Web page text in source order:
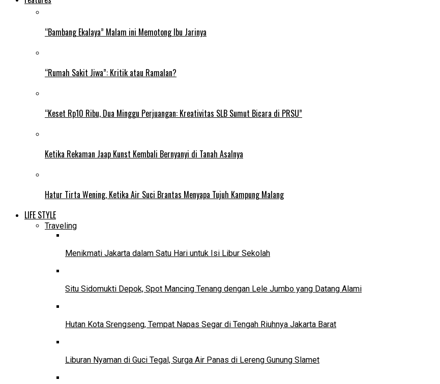
“Bambang Ekalaya” Malam ini Memotong Ibu Jarinya
“Rumah Sakit Jiwa”: Kritik atau Ramalan?
“Keset Rp10 Ribu, Dua Minggu Perjuangan: Kreativitas SLB Sumut Bicara di PRSU”
Ketika Rekaman Jaap Kunst Kembali Bernyanyi di Tanah Asalnya
Hatur Tirta Wening, Ketika Air Suci Brantas Menyapa Tujuh Kampung Malang
LIFE STYLE
Traveling
Menikmati Jakarta dalam Satu Hari untuk Isi Libur Sekolah
Situ Sidomukti Depok, Spot Mancing Tenang dengan Lele Jumbo yang Datang Alami
Hutan Kota Srengseng, Tempat Napas Segar di Tengah Riuhnya Jakarta Barat
Liburan Nyaman di Guci Tegal, Surga Air Panas di Lereng Gunung Slamet